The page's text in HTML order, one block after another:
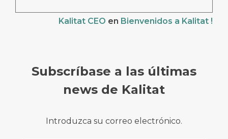
Kalitat CEO en Bienvenidos a Kalitat !
Subscríbase a las últimas
news de Kalitat
Introduzca su correo electrónico.